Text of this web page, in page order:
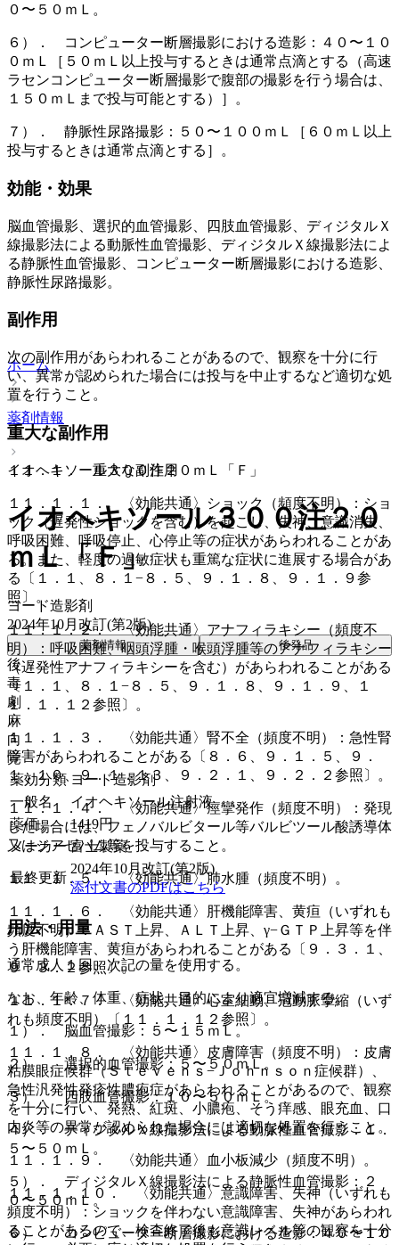
０〜５０ｍＬ。
６）． コンピューター断層撮影における造影：４０〜１０
０ｍＬ［５０ｍＬ以上投与するときは通常点滴とする（高速
ラセンコンピューター断層撮影で腹部の撮影を行う場合は、
１５０ｍＬまで投与可能とする）］。
７）． 静脈性尿路撮影：５０〜１００ｍＬ［６０ｍＬ以上
投与するときは通常点滴とする］。
効能・効果
脳血管撮影、選択的血管撮影、四肢血管撮影、ディジタルＸ
線撮影法による動脈性血管撮影、ディジタルＸ線撮影法によ
る静脈性血管撮影、コンピューター断層撮影における造影、
静脈性尿路撮影。
副作用
次の副作用があらわれることがあるので、観察を十分に行
い、異常が認められた場合には投与を中止するなど適切な処
置を行うこと。
重大な副作用
１１．１． 重大な副作用
１１．１．１． 〈効能共通〉ショック（頻度不明）：ショ
ック（遅発性ショックを含む）を起こし、失神、意識消失、
呼吸困難、呼吸停止、心停止等の症状があらわれることがあ
る。また、軽度の過敏症状も重篤な症状に進展する場合があ
る〔１．１、８．１−８．５、９．１．８、９．１．９参
照〕。
１１．１．２． 〈効能共通〉アナフィラキシー（頻度不
明）：呼吸困難、咽頭浮腫・喉頭浮腫等のアナフィラキシー
（遅発性アナフィラキシーを含む）があらわれることがある
〔１．１、８．１−８．５、９．１．８、９．１．９、１
１．１．１２参照〕。
１１．１．３． 〈効能共通〉腎不全（頻度不明）：急性腎
障害があらわれることがある〔８．６、９．１．５、９．
１．１０、９．１．１３、９．２．１、９．２．２参照〕。
１１．１．４． 〈効能共通〉痙攣発作（頻度不明）：発現
した場合には、フェノバルビタール等バルビツール酸誘導体
又はジアゼパム等を投与すること。
１１．１．５． 〈効能共通〉肺水腫（頻度不明）。
１１．１．６． 〈効能共通〉肝機能障害、黄疸（いずれも
頻度不明）：ＡＳＴ上昇、ＡＬＴ上昇、γ−ＧＴＰ上昇等を伴
う肝機能障害、黄疸があらわれることがある〔９．３．１、
９．３．２参照〕。
１１．１．７． 〈効能共通〉心室細動、冠動脈攣縮（いず
れも頻度不明）〔１１．１．１２参照〕。
１１．１．８． 〈効能共通〉皮膚障害（頻度不明）：皮膚
粘膜眼症候群（Ｓｔｅｖｅｎｓ−Ｊｏｈｎｓｏｎ症候群）、
急性汎発性発疹性膿疱症があらわれることがあるので、観察
を十分に行い、発熱、紅斑、小膿疱、そう痒感、眼充血、口
内炎等の異常が認められた場合には適切な処置を行うこと。
１１．１．９． 〈効能共通〉血小板減少（頻度不明）。
１１．１．１０． 〈効能共通〉意識障害、失神（いずれも
頻度不明）：ショックを伴わない意識障害、失神があらわれ
ることがあるので、検査終了後も意識レベル等の観察を十分
ホーム
薬剤情報
イオヘキソール３００注２０ｍＬ「Ｆ」
イオヘキソール３００注２０
ｍＬ「Ｆ」
ヨード造影剤
2024年10月改訂(第2版)
薬剤情報 後発品
後
毒
劇
麻
向
覚
薬効分類 ヨード造影剤
一般名
イオヘキソール注射液
薬価
1419円
メーカー 富士製薬
最終更新
2024年10月改訂(第2版)
添付文書のPDFはこちら
用法・用量
通常成人１回、次記の量を使用する。
なお、年齢、体重、症状、目的により適宜増減する。
１）． 脳血管撮影：５〜１５ｍＬ。
２）． 選択的血管撮影：５〜５０ｍＬ。
３）． 四肢血管撮影：１０〜５０ｍＬ。
４）． ディジタルＸ線撮影法による動脈性血管撮影：１．
５〜５０ｍＬ。
５）． ディジタルＸ線撮影法による静脈性血管撮影：２
０〜５０ｍＬ。
６）． コンピューター断層撮影における造影：４０〜１０